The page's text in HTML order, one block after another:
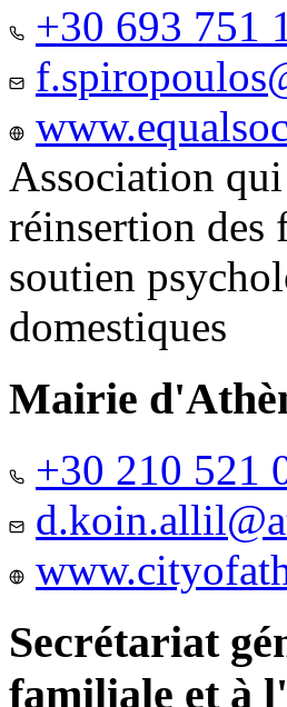
+30 693 751
Association
réinsertion des
soutien
domestiques
Mairie
+30 210 521
Secrétariat
familiale et à